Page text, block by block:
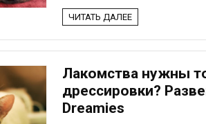
ЧИТАТЬ ДАЛЕЕ
Лакомства нужны
дрессировки?
Dreamies